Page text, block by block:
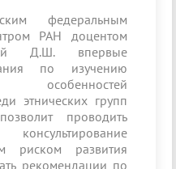
федеральным
РАН доцентом
Д.Ш. впервые
по изучению
особенностей
этнических групп
проводить
консультирование
риском развития
рекомендации по